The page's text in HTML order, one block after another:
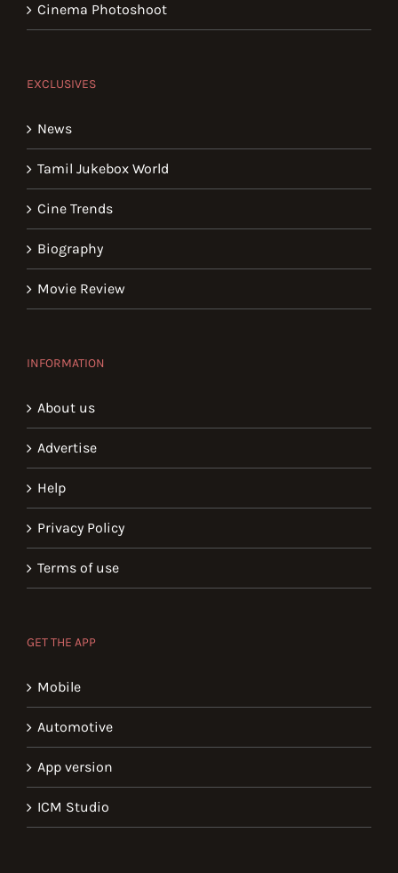
Cinema Photoshoot
EXCLUSIVES
News
Tamil Jukebox World
Cine Trends
Biography
Movie Review
INFORMATION
About us
Advertise
Help
Privacy Policy
Terms of use
GET THE APP
Mobile
Automotive
App version
ICM Studio